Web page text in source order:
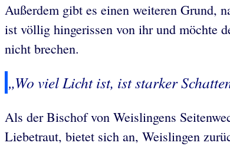
Außerdem gibt es einen weiteren Grund,
ist völlig hingerissen von ihr und möchte
nicht brechen.
„Wo viel Licht ist, ist starker
Als der Bischof von Weislingens
Liebetraut, bietet sich an, Weislingen